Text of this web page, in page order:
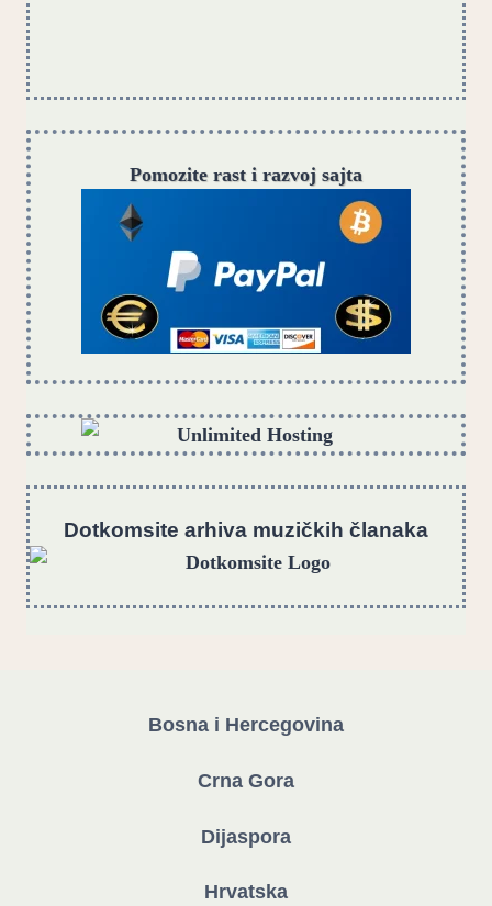
Pomozite rast i razvoj sajta
Dotkomsite arhiva muzičkih članaka
Bosna i Hercegovina
Crna Gora
Dijaspora
Hrvatska